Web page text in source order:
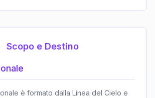
Scopo e Destino
è formato dalla Linea del Cielo e